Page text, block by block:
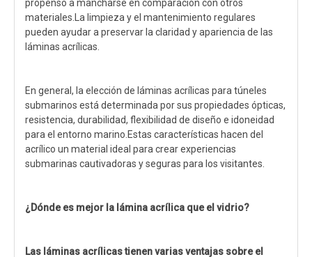
propenso a mancharse en comparación con otros
materiales.La limpieza y el mantenimiento regulares
pueden ayudar a preservar la claridad y apariencia de las
láminas acrílicas.
En general, la elección de láminas acrílicas para túneles
submarinos está determinada por sus propiedades ópticas,
resistencia, durabilidad, flexibilidad de diseño e idoneidad
para el entorno marino.Estas características hacen del
acrílico un material ideal para crear experiencias
submarinas cautivadoras y seguras para los visitantes.
¿Dónde es mejor la lámina acrílica que el vidrio?
Las láminas acrílicas tienen varias ventajas sobre el